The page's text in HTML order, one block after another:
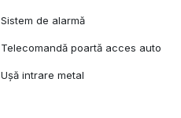
Sistem de alarmă
Telecomandă poartă acces auto
Ușă intrare metal